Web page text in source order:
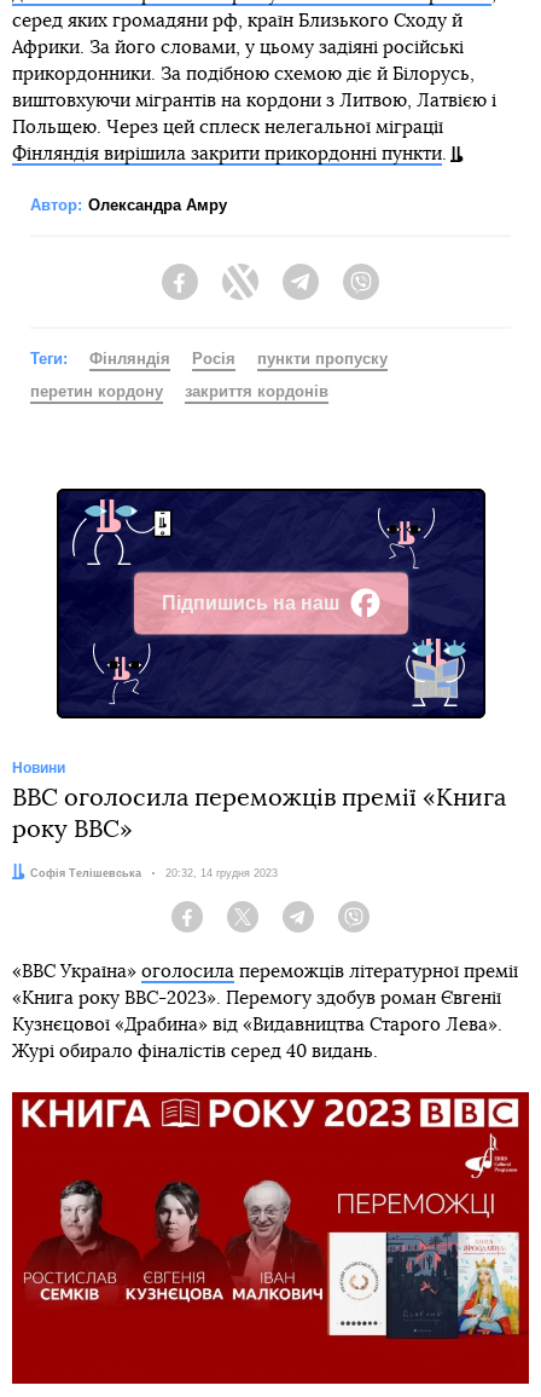
серед яких громадяни рф, країн Близького Сходу й
Африки. За його словами, у цьому задіяні російські
прикордонники. За подібною схемою діє й Білорусь,
виштовхуючи мігрантів на кордони з Литвою, Латвією і
Польщею. Через цей сплеск нелегальної міграції
Фінляндія вирішила закрити прикордонні пункти.
Автор: Олександра Амру
FacebookTwitter Telegram
Теги: Фінляндія Росія
пункти пропуску
перетин кордону
закриття кордонів
Підпишись на наш
Facebook
Новини
ВВС оголосила переможців премії «Книга
року ВВС»
Автор:
Софія Телішевська Дата:
20:32, 14 грудня 2023
Facebook Twitter Telegram
«BBC Україна» оголосила переможців літературної премії
«Книга року ВВС-2023». Перемогу здобув роман Євгенії
Кузнєцової «Драбина» від «Видавництва Старого Лева».
Журі обирало фіналістів серед 40 видань.